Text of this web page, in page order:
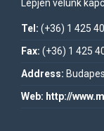
Lépjen velünk
Tel: (+36) 1 425
Fax: (+36) 1 425
Address:
Web: http://